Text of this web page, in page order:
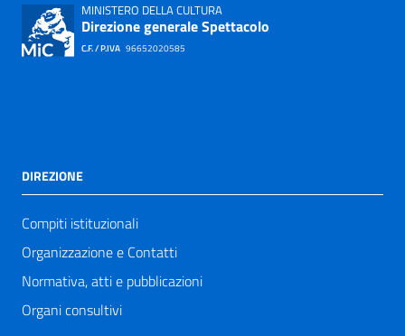
MINISTERO DELLA CULTURA
Direzione generale Spettacolo
C.F. / P.IVA 96652020585
DIREZIONE
Compiti istituzionali
Organizzazione e Contatti
Normativa, atti e pubblicazioni
Organi consultivi